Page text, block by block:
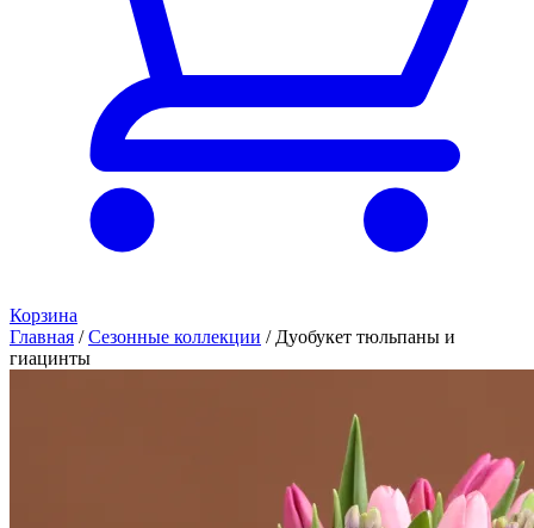
Корзина
Главная / Сезонные коллекции / Дуобукет тюльпаны и
гиацинты